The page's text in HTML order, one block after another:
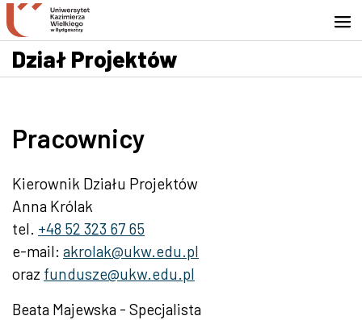
Przejdź do wyszukiwarki
Przejdź do treści
Przejdź do stopki - Kontakt
Dział Projektów
Pracownicy
Kierownik Działu Projektów
Anna Królak
tel. +48 52 323 67 65
e-mail: akrolak@ukw.edu.pl
oraz fundusze@ukw.edu.pl
Beata Majewska - Specjalista